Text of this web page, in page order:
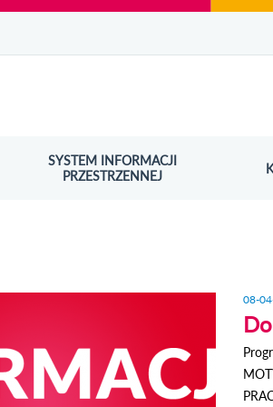
SYSTEM INFORMACJI
PRZESTRZENNEJ
OTWORZY SIĘ W NOWYM OKNIE
08-